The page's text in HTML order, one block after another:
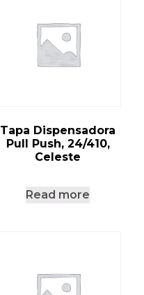
Tapa Dispensadora
Pull Push, 24/410,
Celeste
Read more